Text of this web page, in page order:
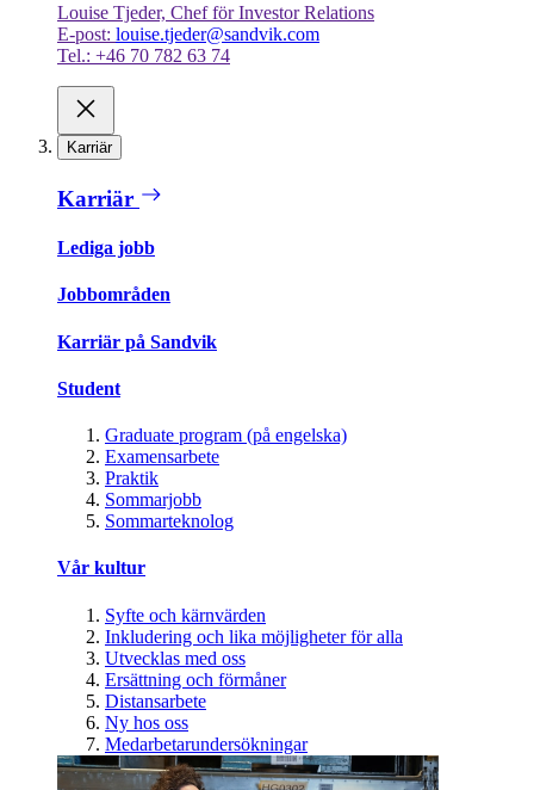
Louise Tjeder, Chef för Investor Relations
E-post: louise.tjeder@sandvik.com
Tel.: +46 70 782 63 74
Karriär
Karriär
Lediga jobb
Jobbområden
Karriär på Sandvik
Student
Graduate program (på engelska)
Examensarbete
Praktik
Sommarjobb
Sommarteknolog
Vår kultur
Syfte och kärnvärden
Inkludering och lika möjligheter för alla
Utvecklas med oss
Ersättning och förmåner
Distansarbete
Ny hos oss
Medarbetarundersökningar